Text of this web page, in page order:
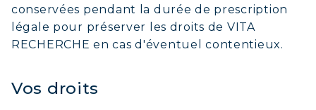
conservées pendant la durée de prescription
légale pour préserver les droits de VITA
RECHERCHE en cas d'éventuel contentieux.
Vos droits